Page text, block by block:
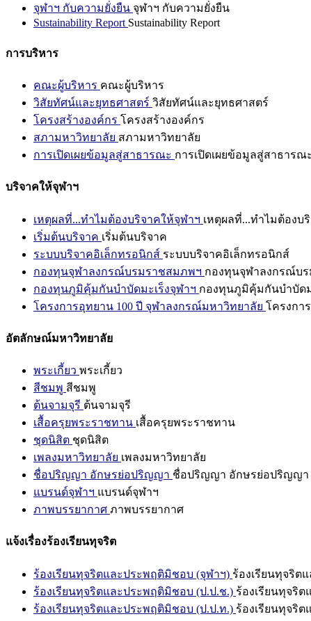
จุฬาฯ กับความยั่งยืน จุฬาฯ กับความยั่งยืน
Sustainability Report Sustainability Report
การบริหาร
คณะผู้บริหาร คณะผู้บริหาร
วิสัยทัศน์และยุทธศาสตร์ วิสัยทัศน์และยุทธศาสตร์
โครงสร้างองค์กร โครงสร้างองค์กร
สภามหาวิทยาลัย สภามหาวิทยาลัย
การเปิดเผยข้อมูลสู่สาธารณะ การเปิดเผยข้อมูลสู่สาธารณะ
บริจาคให้จุฬาฯ
เหตุผลที่...ทำไมต้องบริจาคให้จุฬาฯ เหตุผลที่...ทำไมต้องบ
เริ่มต้นบริจาค เริ่มต้นบริจาค
ระบบบริจาคอิเล็กทรอนิกส์ ระบบบริจาคอิเล็กทรอนิกส์
กองทุนจุฬาลงกรณ์บรมราชสมภพฯ กองทุนจุฬาลงกรณ์บ
กองทุนภูมิคุ้มกันบำบัดมะเร็งจุฬาฯ กองทุนภูมิคุ้มกันบำบัดม
โครงการอุทยาน 100 ปี จุฬาลงกรณ์มหาวิทยาลัย โครงกา
อัตลักษณ์มหาวิทยาลัย
พระเกี้ยว พระเกี้ยว
สีชมพู สีชมพู
ต้นจามจุรี ต้นจามจุรี
เสื้อครุยพระราชทาน เสื้อครุยพระราชทาน
ชุดนิสิต ชุดนิสิต
เพลงมหาวิทยาลัย เพลงมหาวิทยาลัย
ชื่อปริญญา อักษรย่อปริญญา ชื่อปริญญา อักษรย่อปริญญา
แบรนด์จุฬาฯ แบรนด์จุฬาฯ
ภาพบรรยากาศ ภาพบรรยากาศ
แจ้งเรื่องร้องเรียนทุจริต
ร้องเรียนทุจริตและประพฤติมิชอบ (จุฬาฯ) ร้องเรียนทุจริต
ร้องเรียนทุจริตและประพฤติมิชอบ (ป.ป.ช.) ร้องเรียนทุจริ
ร้องเรียนทุจริตและประพฤติมิชอบ (ป.ป.ท.) ร้องเรียนทุจริ